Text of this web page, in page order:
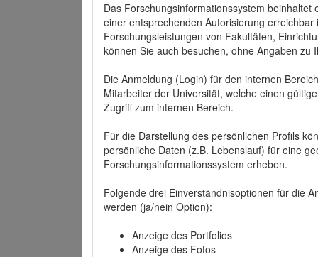
Das Forschungsinformationssystem beinhaltet
einer entsprechenden Autorisierung
Forschungsleistungen von Fakultäten,
können Sie auch besuchen, ohne Angaben zu
Die Anmeldung (Login) für den internen
Mitarbeiter der Universität, welche einen
Zugriff zum internen Bereich.
Für die Darstellung des persönlichen Profils
persönliche Daten (z.B. Lebenslauf) für eine
Forschungsinformationssystem erheben.
Folgende drei Einverständnisoptionen für die
werden (ja/nein Option):
Anzeige des Portfolios
Anzeige des Fotos